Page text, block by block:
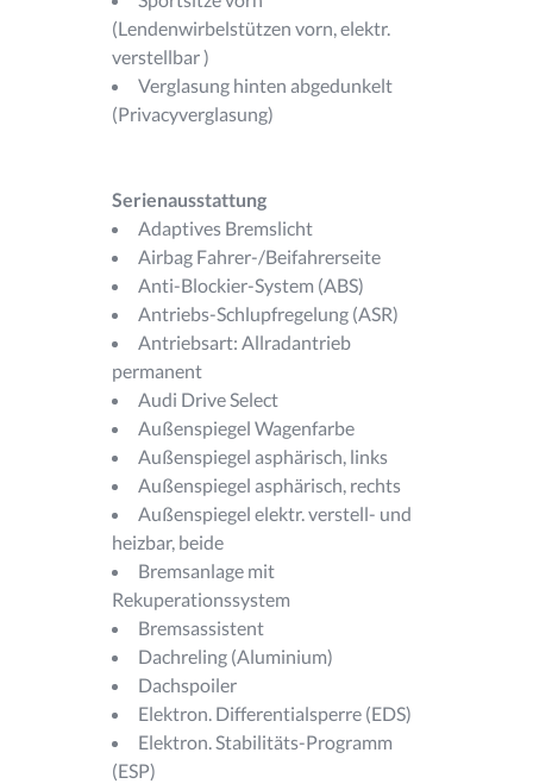
(Lendenwirbelstützen vorn, elektr.
verstellbar )
Verglasung hinten abgedunkelt
(Privacyverglasung)
Serienausstattung
Adaptives Bremslicht
Airbag Fahrer-/Beifahrerseite
Anti-Blockier-System (ABS)
Antriebs-Schlupfregelung (ASR)
Antriebsart: Allradantrieb
permanent
Audi Drive Select
Außenspiegel Wagenfarbe
Außenspiegel asphärisch, links
Außenspiegel asphärisch, rechts
Außenspiegel elektr. verstell- und
heizbar, beide
Bremsanlage mit
Rekuperationssystem
Bremsassistent
Dachreling (Aluminium)
Dachspoiler
Elektron. Differentialsperre (EDS)
Elektron. Stabilitäts-Programm
(ESP)